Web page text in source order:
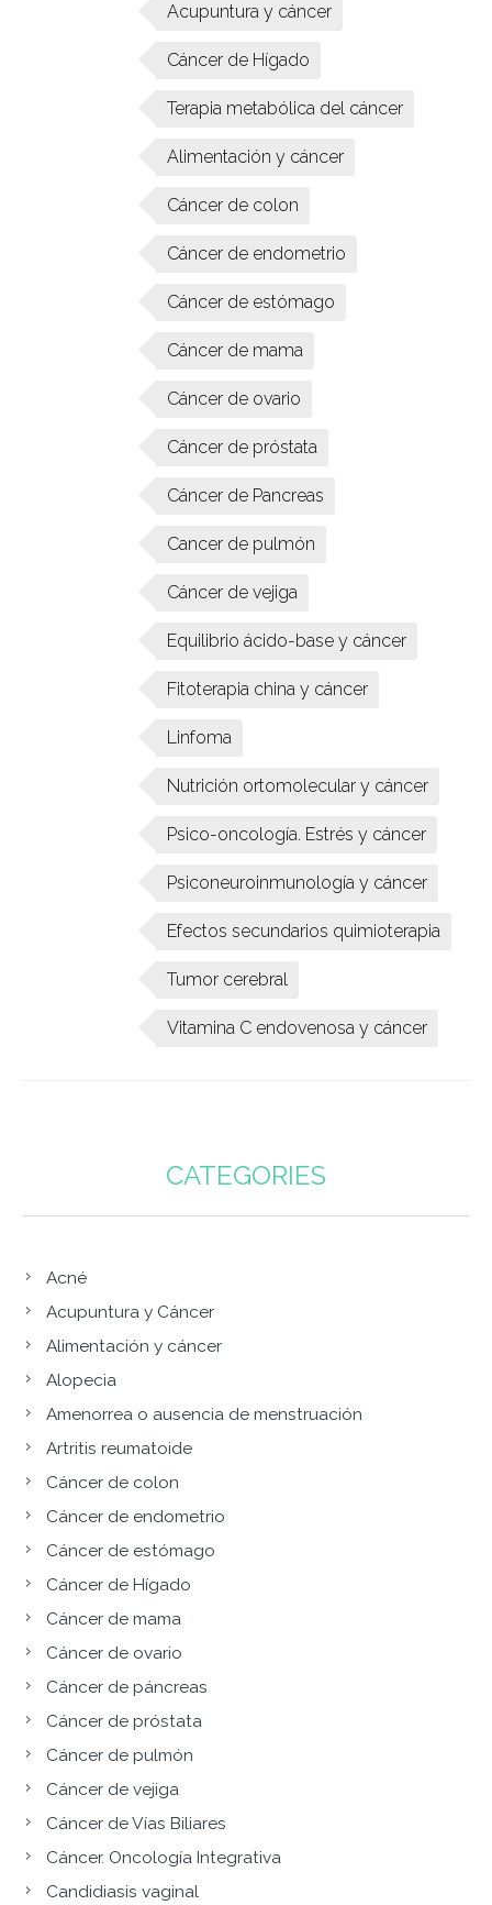
Acupuntura y cáncer
Cáncer de Hígado
Terapia metabólica del cáncer
Alimentación y cáncer
Cáncer de colon
Cáncer de endometrio
Cáncer de estómago
Cáncer de mama
Cáncer de ovario
Cáncer de próstata
Cáncer de Pancreas
Cancer de pulmón
Cáncer de vejiga
Equilibrio ácido-base y cáncer
Fitoterapia china y cáncer
Linfoma
Nutrición ortomolecular y cáncer
Psico-oncología. Estrés y cáncer
Psiconeuroinmunología y cáncer
Efectos secundarios quimioterapia
Tumor cerebral
Vitamina C endovenosa y cáncer
CATEGORIES
Acné
Acupuntura y Cáncer
Alimentación y cáncer
Alopecia
Amenorrea o ausencia de menstruación
Artritis reumatoide
Cáncer de colon
Cáncer de endometrio
Cáncer de estómago
Cáncer de Hígado
Cáncer de mama
Cáncer de ovario
Cáncer de páncreas
Cáncer de próstata
Cáncer de pulmón
Cáncer de vejiga
Cáncer de Vías Biliares
Cáncer. Oncología Integrativa
Candidiasis vaginal